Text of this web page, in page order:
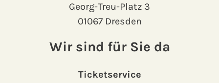
Georg-Treu-Platz 3
01067 Dresden
Wir sind für Sie da
Ticketservice